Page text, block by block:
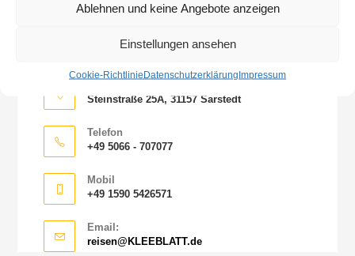
Ablehnen und keine Angebote anzeigen
Einstellungen ansehen
Cookie-RichtlinieDatenschutzerklärungImpressum
Steinstraße 25A, 31157 Sarstedt
Telefon
+49 5066 - 707077
Mobil
+49 1590 5426571
Email:
reisen@KLEEBLATT.de